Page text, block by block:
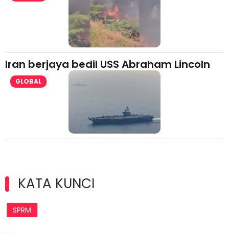
Iran berjaya bedil USS Abraham Lincoln
GLOBAL
KATA KUNCI
SPRM